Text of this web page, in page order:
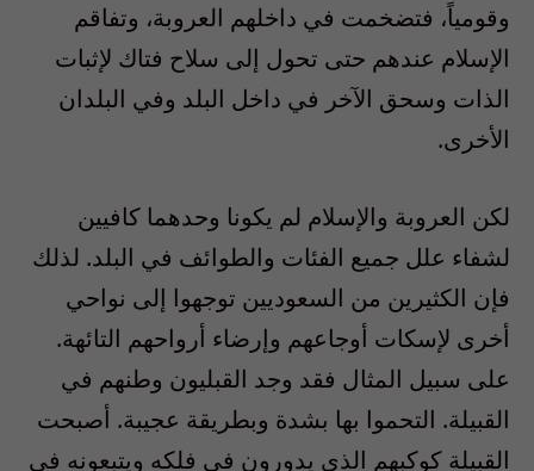
وقومياً، فتضخمت في داخلهم العروبة، وتفاقم
الإسلام عندهم حتى تحول إلى سلاح فتاك لإثبات
الذات وسحق الآخر في داخل البلد وفي البلدان
الأخرى.
لكن العروبة والإسلام لم يكونا وحدهما كافيين
لشفاء علل جميع الفئات والطوائف في البلد. لذلك
فإن الكثيرين من السعوديين توجهوا إلى نواحي
أخرى لإسكات أوجاعهم وإرضاء أرواحهم التائهة.
على سبيل المثال فقد وجد القبليون وطنهم في
القبيلة. التحموا بها بشدة وبطريقة عجيبة. أصبحت
القبيلة كوكبهم الذي يدورون في فلكه ويتبعونه في